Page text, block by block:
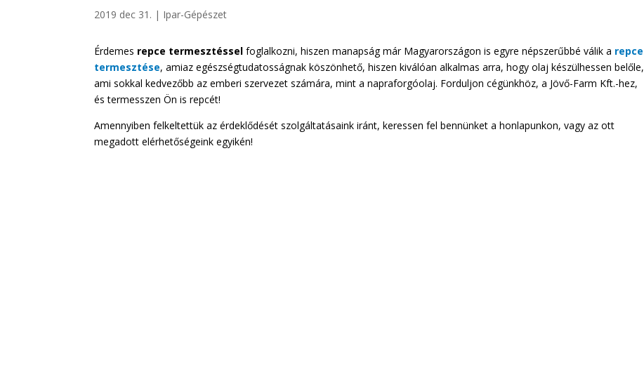
2019 dec 31. | Ipar-Gépészet
Érdemes repce termesztéssel foglalkozni, hiszen manapság már Magyarországon is egyre népszerűbbé válik a repce
termesztése, amiaz egészségtudatosságnak köszönhető, hiszen kiválóan alkalmas arra, hogy olaj készülhessen belőle,
ami sokkal kedvezőbb az emberi szervezet számára, mint a napraforgóolaj. Forduljon cégünkhöz, a Jövő-Farm Kft.-hez,
és termesszen Ön is repcét!
Amennyiben felkeltettük az érdeklődését szolgáltatásaink iránt, keressen fel bennünket a honlapunkon, vagy az ott
megadott elérhetőségeink egyikén!